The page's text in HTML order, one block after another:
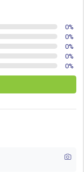
0%
0%
0%
0%
0%